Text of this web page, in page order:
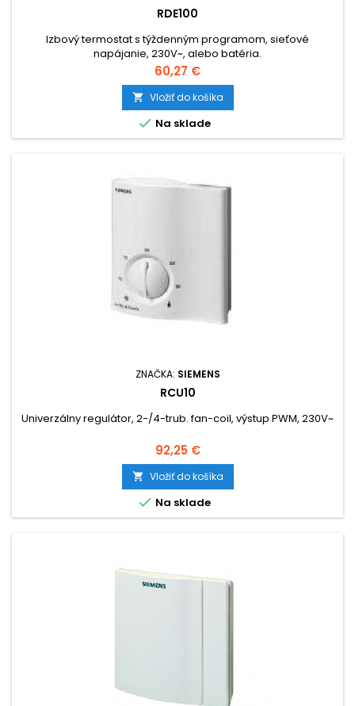
RDE100
Izbový termostat s týždenným programom, sieťové
napájanie, 230V~, alebo batéria.
Cena
60,27 €
 Vložiť do košíka
 Na sklade
ZNAČKA: SIEMENS
RCU10
Univerzálny regulátor, 2-/4-trub. fan-coil, výstup PWM, 230V~
Cena
92,25 €
 Vložiť do košíka
 Na sklade